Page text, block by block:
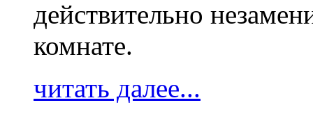
действительно
комнате.
читать далее...